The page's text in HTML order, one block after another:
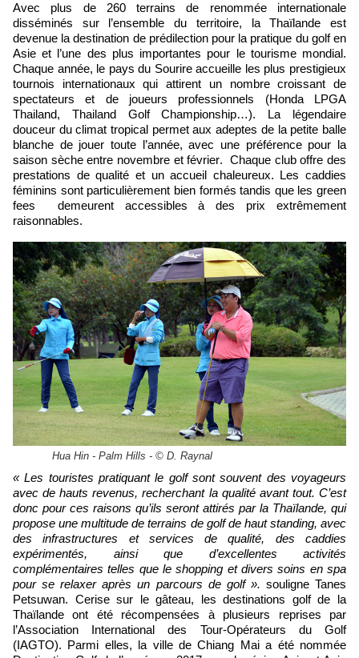
Avec plus de 260 terrains de renommée internationale
disséminés sur l’ensemble du territoire, la Thaïlande est
devenue la destination de prédilection pour la pratique du golf en
Asie et l’une des plus importantes pour le tourisme mondial.
Chaque année, le pays du Sourire accueille les plus prestigieux
tournois internationaux qui attirent un nombre croissant de
spectateurs et de joueurs professionnels (Honda LPGA
Thailand, Thailand Golf Championship…). La légendaire
douceur du climat tropical permet aux adeptes de la petite balle
blanche de jouer toute l’année, avec une préférence pour la
saison sèche entre novembre et février. Chaque club offre des
prestations de qualité et un accueil chaleureux. Les caddies
féminins sont particulièrement bien formés tandis que les green
fees demeurent accessibles à des prix extrêmement
raisonnables.
Hua Hin - Palm Hills - © D. Raynal
« Les touristes pratiquant le golf sont souvent des voyageurs
avec de hauts revenus, recherchant la qualité avant tout. C’est
donc pour ces raisons qu’ils seront attirés par la Thaïlande, qui
propose une multitude de terrains de golf de haut standing, avec
des infrastructures et services de qualité, des caddies
expérimentés, ainsi que d’excellentes activités
complémentaires telles que le shopping et divers soins en spa
pour se relaxer après un parcours de golf ». souligne Tanes
Petsuwan. Cerise sur le gâteau, les destinations golf de la
Thaïlande ont été récompensées à plusieurs reprises par
l’Association International des Tour-Opérateurs du Golf
(IAGTO). Parmi elles, la ville de Chiang Mai a été nommée